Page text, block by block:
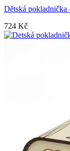
Dětská pokladnička
724 Kč